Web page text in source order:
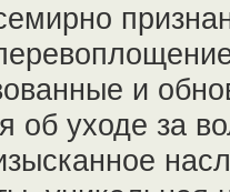
и
об уходе за